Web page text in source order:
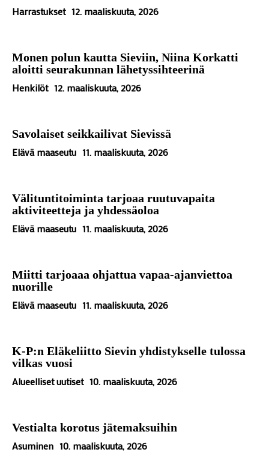
Harrastukset 12. maaliskuuta, 2026
Monen polun kautta Sieviin, Niina Korkatti
aloitti seurakunnan lähetyssihteerinä
Henkilöt 12. maaliskuuta, 2026
Savolaiset seikkailivat Sievissä
Elävä maaseutu 11. maaliskuuta, 2026
Välituntitoiminta tarjoaa ruutuvapaita
aktiviteetteja ja yhdessäoloa
Elävä maaseutu 11. maaliskuuta, 2026
Miitti tarjoaaa ohjattua vapaa-ajanviettoa
nuorille
Elävä maaseutu 11. maaliskuuta, 2026
K-P:n Eläkeliitto Sievin yhdistykselle tulossa
vilkas vuosi
Alueelliset uutiset 10. maaliskuuta, 2026
Vestialta korotus jätemaksuihin
Asuminen 10. maaliskuuta, 2026